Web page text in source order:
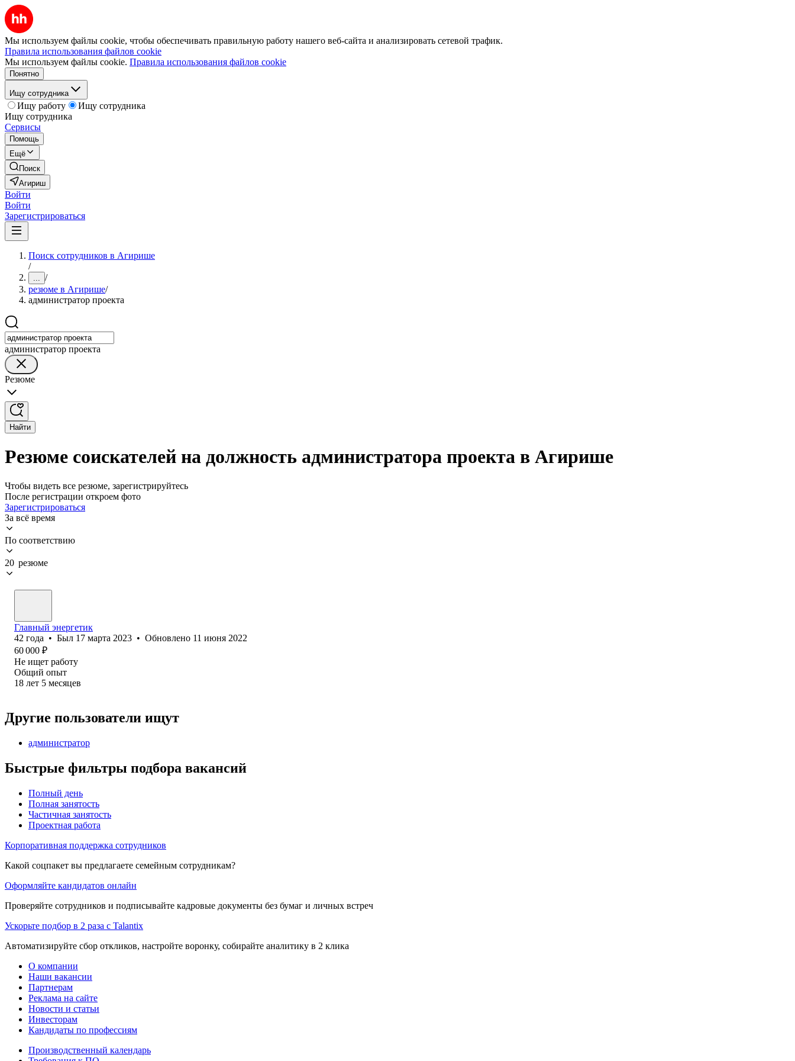
Мы используем файлы cookie, чтобы обеспечивать правильную работу нашего веб-сайта и анализировать сетевой трафик.
Правила использования файлов cookie
Мы используем файлы cookie. Правила использования файлов cookie
Понятно
Ищу сотрудника
Ищу работу
Ищу сотрудника
Ищу сотрудника
Сервисы
Помощь
Ещё
Поиск
Агириш
Войти
Войти
Зарегистрироваться
Поиск сотрудников в Агирише
/
... /
резюме в Агирише/
администратор проекта
администратор проекта
Резюме
Найти
Резюме соискателей на должность администратора проекта в Агирише
Чтобы видеть все резюме, зарегистрируйтесь
После регистрации откроем фото
Зарегистрироваться
За всё время
По соответствию
20 резюме
Главный энергетик
42 года • Был 17 марта 2023 • Обновлено 11 июня 2022
60 000 ₽
Не ищет работу
Общий опыт
18 лет 5 месяцев
Другие пользователи ищут
администратор
Быстрые фильтры подбора вакансий
Полный день
Полная занятость
Частичная занятость
Проектная работа
Корпоративная поддержка сотрудников
Какой соцпакет вы предлагаете семейным сотрудникам?
Оформляйте кандидатов онлайн
Проверяйте сотрудников и подписывайте кадровые документы без бумаг и личных встреч
Ускорьте подбор в 2 раза с Talantix
Автоматизируйте сбор откликов, настройте воронку, собирайте аналитику в 2 клика
О компании
Наши вакансии
Партнерам
Реклама на сайте
Новости и статьи
Инвесторам
Кандидаты по профессиям
Производственный календарь